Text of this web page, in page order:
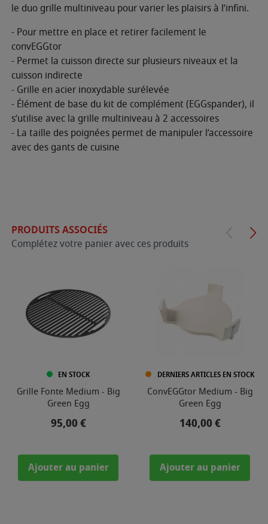
le duo grille multiniveau pour varier les plaisirs à l’infini.
- Pour mettre en place et retirer facilement le
convEGGtor
- Permet la cuisson directe sur plusieurs niveaux et la
cuisson indirecte
- Grille en acier inoxydable surélevée
- Élément de base du kit de complément (EGGspander), il
s’utilise avec la grille multiniveau à 2 accessoires
- La taille des poignées permet de manipuler l’accessoire
avec des gants de cuisine
PRODUITS ASSOCIÉS
Complétez votre panier avec ces produits
EN STOCK
Grille Fonte Medium - Big
Green Egg
Prix
95,00 €
Ajouter au panier
DERNIERS ARTICLES EN STOCK
ConvEGGtor Medium - Big
Green Egg
Prix
140,00 €
Ajouter au panier